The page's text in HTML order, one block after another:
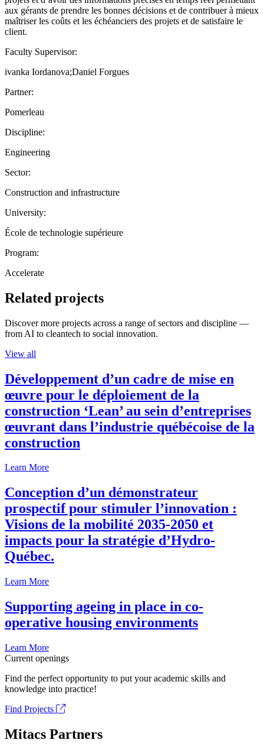
aux gérants de prendre les bonnes décisions et de contribuer à mieux
maîtriser les coûts et les échéanciers des projets et de satisfaire le
client.
Faculty Supervisor:
ivanka Iordanova;Daniel Forgues
Partner:
Pomerleau
Discipline:
Engineering
Sector:
Construction and infrastructure
University:
École de technologie supérieure
Program:
Accelerate
Related projects
Discover more projects across a range of sectors and discipline —
from AI to cleantech to social innovation.
View all
Développement d’un cadre de mise en
œuvre pour le déploiement de la
construction ‘Lean’ au sein d’entreprises
œuvrant dans l’industrie québécoise de la
construction
Learn More
Conception d’un démonstrateur
prospectif pour stimuler l’innovation :
Visions de la mobilité 2035-2050 et
impacts pour la stratégie d’Hydro-
Québec.
Learn More
Supporting ageing in place in co-
operative housing environments
Learn More
Current openings
Find the perfect opportunity to put your academic skills and
knowledge into practice!
Find Projects
Mitacs Partners